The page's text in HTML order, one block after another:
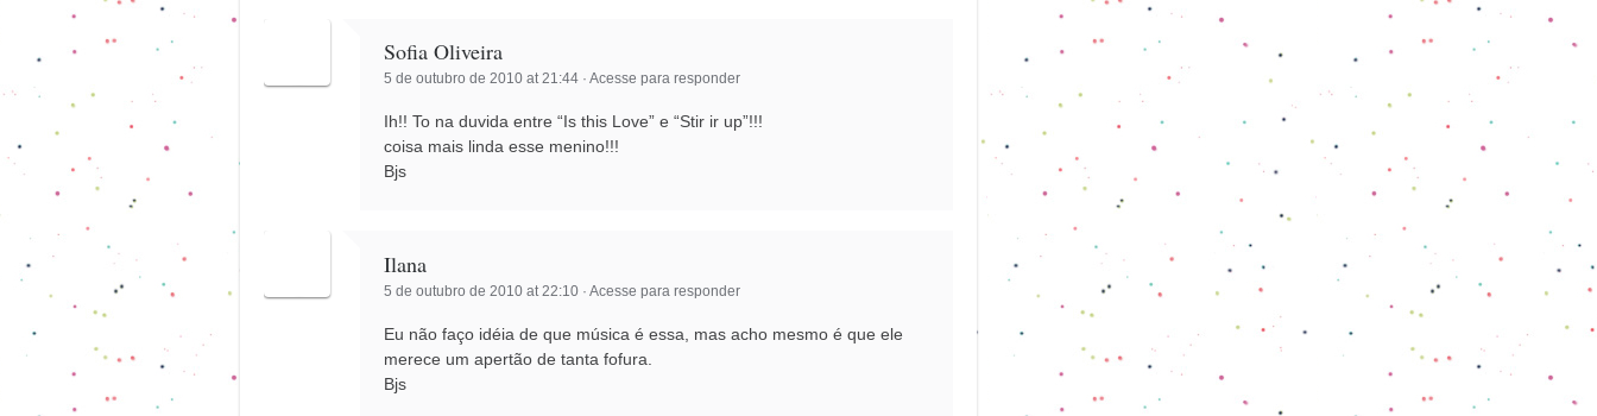
Sofia Oliveira
5 de outubro de 2010 at 21:44 ·Acesse para responder
Ih!! To na duvida entre “Is this Love” e “Stir ir up”!!!
coisa mais linda esse menino!!!
Bjs
Ilana
5 de outubro de 2010 at 22:10 ·Acesse para responder
Eu não faço idéia de que música é essa, mas acho mesmo é que ele
merece um apertão de tanta fofura.
Bjs